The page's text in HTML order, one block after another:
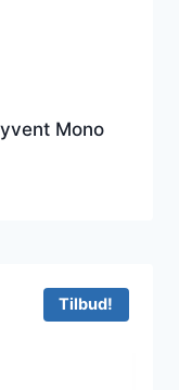
Mono
Tilbud!